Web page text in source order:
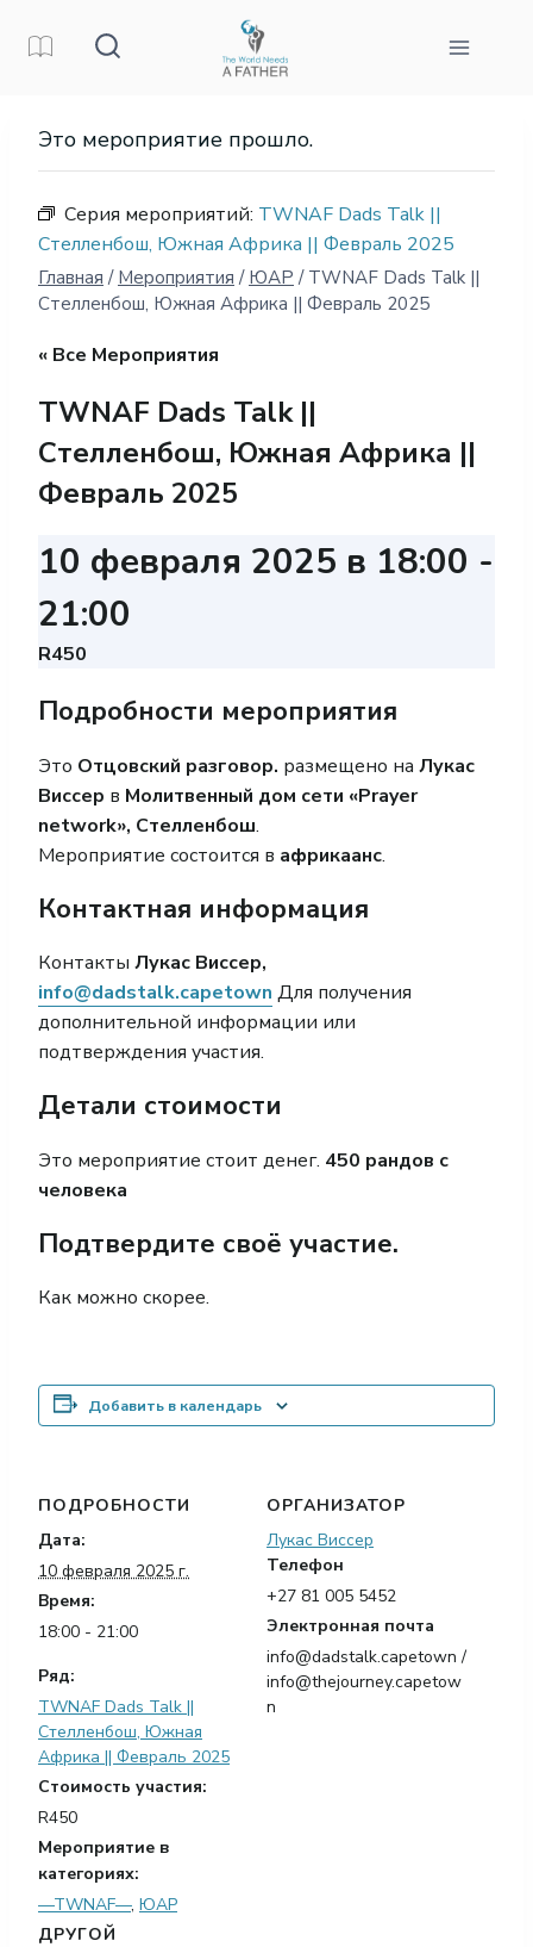
Это мероприятие прошло.
Серия мероприятий: TWNAF Dads Talk ||
Стелленбош, Южная Африка || Февраль 2025
Главная / Мероприятия / ЮАР / TWNAF Dads Talk ||
Стелленбош, Южная Африка || Февраль 2025
« Все Мероприятия
TWNAF Dads Talk ||
Стелленбош, Южная Африка ||
Февраль 2025
10 февраля 2025 в 18:00 -
21:00
R450
Подробности мероприятия
Это Отцовский разговор. размещено на Лукас
Виссер в Молитвенный дом сети «Prayer
network», Стелленбош.
Мероприятие состоится в африкаанс.
Контактная информация
Контакты Лукас Виссер,
info@dadstalk.capetown Для получения
дополнительной информации или
подтверждения участия.
Детали стоимости
Это мероприятие стоит денег. 450 рандов с
человека
Подтвердите своё участие.
Как можно скорее.
Добавить в календарь
ПОДРОБНОСТИ
Дата:
10 февраля 2025 г.
Время:
18:00 - 21:00
Ряд:
TWNAF Dads Talk ||
Стелленбош, Южная
Африка || Февраль 2025
Стоимость участия:
R450
Мероприятие в
категориях:
—TWNAF—, ЮАР
ОРГАНИЗАТОР
Лукас Виссер
Телефон
+27 81 005 5452
Электронная почта
info@dadstalk.capetown /
info@thejourney.capetow
n
ДРУГОЙ